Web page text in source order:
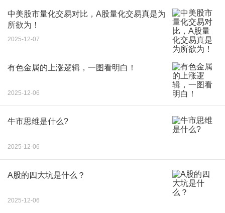
中美股市量化交易对比，A股量化交易真是为
所欲为！
2025-12-07
有色金属的上涨逻辑，一图看明白！
2025-12-06
牛市思维是什么?
2025-12-06
A股的四大坑是什么？
2025-12-06